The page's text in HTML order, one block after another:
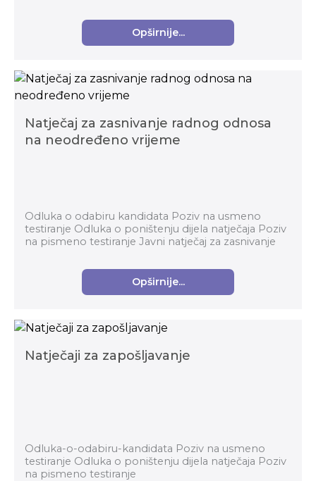
Opširnije...
Natječaj za zasnivanje radnog odnosa
na neodređeno vrijeme
Odluka o odabiru kandidata Poziv na usmeno
testiranje Odluka o poništenju dijela natječaja Poziv
na pismeno testiranje Javni natječaj za zasnivanje
Opširnije...
Natječaji za zapošljavanje
Odluka-o-odabiru-kandidata Poziv na usmeno
testiranje Odluka o poništenju dijela natječaja Poziv
na pismeno testiranje